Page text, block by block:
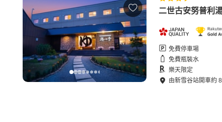
二世古安努普利
免費停車場
免費瓶裝水
樂天限定
由新雪谷站開車約8